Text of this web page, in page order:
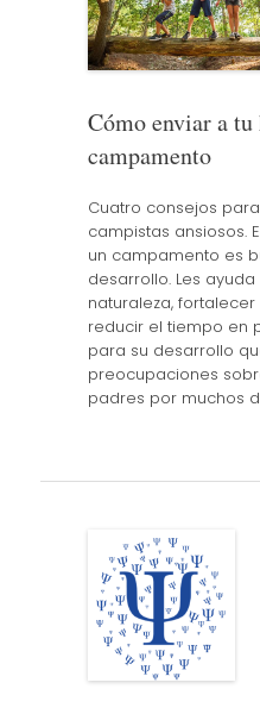
Cómo enviar a
campamento
Cuatro consejos
campistas ansiosos.
un campamento es
desarrollo. Les
naturaleza,
reducir el tiempo en
para su desarrollo
preocupaciones
padres por muchos